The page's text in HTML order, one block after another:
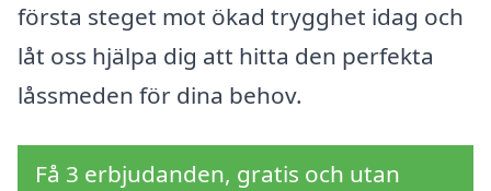
första steget mot ökad trygghet idag och
låt oss hjälpa dig att hitta den perfekta
låssmeden för dina behov.
Få 3 erbjudanden, gratis och utan